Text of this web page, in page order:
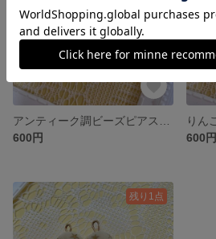
600円
600円
残り1点